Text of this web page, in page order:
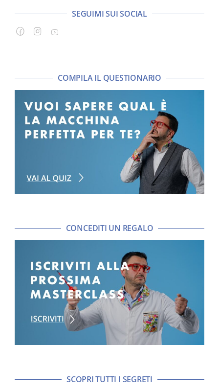
SEGUIMI SUI SOCIAL
COMPILA IL QUESTIONARIO
CONCEDITI UN REGALO
SCOPRI TUTTI I SEGRETI